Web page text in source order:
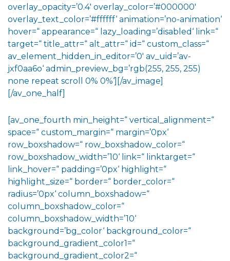
overlay_opacity=’0.4′ overlay_color=’#000000′
overlay_text_color=’#ffffff‘ animation=’no-animation‘
hover=“ appearance=“ lazy_loading=’disabled‘ link=“
target=“ title_attr=“ alt_attr=“ id=“ custom_class=“
av_element_hidden_in_editor=’0′ av_uid=’av-
jxf0aa6o‘ admin_preview_bg=’rgb(255, 255, 255)
none repeat scroll 0% 0%‘][/av_image]
[/av_one_half]
[av_one_fourth min_height=“ vertical_alignment=“
space=“ custom_margin=“ margin=’0px‘
row_boxshadow=“ row_boxshadow_color=“
row_boxshadow_width=’10‘ link=“ linktarget=“
link_hover=“ padding=’0px‘ highlight=“
highlight_size=“ border=“ border_color=“
radius=’0px‘ column_boxshadow=“
column_boxshadow_color=“
column_boxshadow_width=’10‘
background=’bg_color‘ background_color=“
background_gradient_color1=“
background_gradient_color2=“